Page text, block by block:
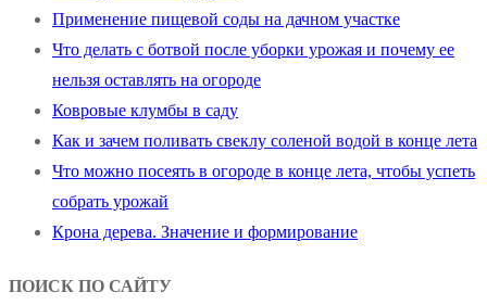
Применение пищевой соды на дачном участке
Что делать с ботвой после уборки урожая и почему ее
нельзя оставлять на огороде
Ковровые клумбы в саду
Как и зачем поливать свеклу соленой водой в конце лета
Что можно посеять в огороде в конце лета, чтобы успеть
собрать урожай
Крона дерева. Значение и формирование
ПОИСК ПО САЙТУ